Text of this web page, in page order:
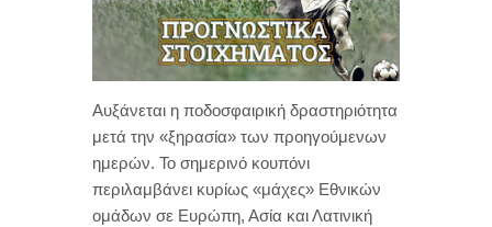
Αυξάνεται η ποδοσφαιρική δραστηριότητα
μετά την «ξηρασία» των προηγούμενων
ημερών. Το σημερινό κουπόνι
περιλαμβάνει κυρίως «μάχες» Εθνικών
ομάδων σε Ευρώπη, Ασία και Λατινική